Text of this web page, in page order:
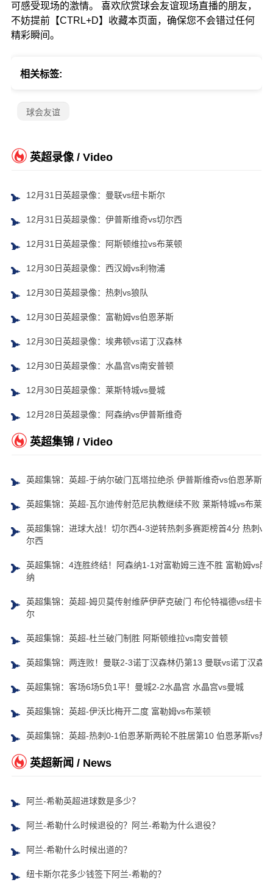
可感受现场的激情。 喜欢欣赏球会友谊现场直播的朋友，
不妨提前【CTRL+D】收藏本页面，确保您不会错过任何
精彩瞬间。
相关标签:
球会友谊
英超录像 / Video
12月31日英超录像：曼联vs纽卡斯尔
12月31日英超录像：伊普斯维奇vs切尔西
12月31日英超录像：阿斯顿维拉vs布莱顿
12月30日英超录像：西汉姆vs利物浦
12月30日英超录像：热刺vs狼队
12月30日英超录像：富勒姆vs伯恩茅斯
12月30日英超录像：埃弗顿vs诺丁汉森林
12月30日英超录像：水晶宫vs南安普顿
12月30日英超录像：莱斯特城vs曼城
12月28日英超录像：阿森纳vs伊普斯维奇
英超集锦 / Video
英超集锦：英超-于纳尔破门瓦塔拉绝杀 伊普斯维奇vs伯恩茅斯
英超集锦：英超-瓦尔迪传射范尼执教继续不败 莱斯特城vs布莱顿
英超集锦：进球大战！切尔西4-3逆转热刺多赛距榜首4分 热刺vs
尔西
英超集锦：4连胜终结！阿森纳1-1对富勒姆三连不胜 富勒姆vs阿
纳
英超集锦：英超-姆贝莫传射维萨伊萨克破门 布伦特福德vs纽卡斯
尔
英超集锦：英超-杜兰破门制胜 阿斯顿维拉vs南安普顿
英超集锦：两连败！曼联2-3诺丁汉森林仍第13 曼联vs诺丁汉森林
英超集锦：客场6场5负1平！曼城2-2水晶宫 水晶宫vs曼城
英超集锦：英超-伊沃比梅开二度 富勒姆vs布莱顿
英超集锦：英超-热刺0-1伯恩茅斯两轮不胜居第10 伯恩茅斯vs热
英超新闻 / News
阿兰-希勒英超进球数是多少？
阿兰-希勒什么时候退役的？阿兰-希勒为什么退役？
阿兰-希勒什么时候出道的？
纽卡斯尔花多少钱签下阿兰-希勒的？